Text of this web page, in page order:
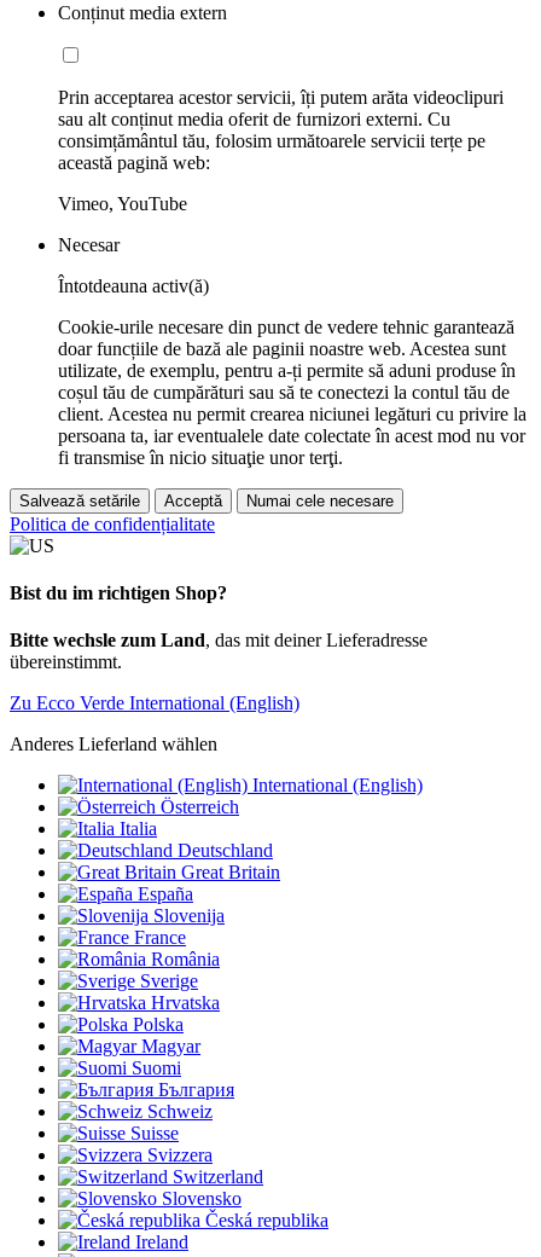
Conținut media extern
Prin acceptarea acestor servicii, îți putem arăta videoclipuri
sau alt conținut media oferit de furnizori externi. Cu
consimțământul tău, folosim următoarele servicii terțe pe
această pagină web:
Vimeo, YouTube
Necesar
Întotdeauna activ(ă)
Cookie-urile necesare din punct de vedere tehnic garantează
doar funcțiile de bază ale paginii noastre web. Acestea sunt
utilizate, de exemplu, pentru a-ți permite să aduni produse în
coșul tău de cumpărături sau să te conectezi la contul tău de
client. Acestea nu permit crearea niciunei legături cu privire la
persoana ta, iar eventualele date colectate în acest mod nu vor
fi transmise în nicio situaţie unor terţi.
Salvează setările Acceptă Numai cele necesare
Politica de confidențialitate
Bist du im richtigen Shop?
Bitte wechsle zum Land, das mit deiner Lieferadresse
übereinstimmt.
Zu Ecco Verde International (English)
Anderes Lieferland wählen
International (English)
Österreich
Italia
Deutschland
Great Britain
España
Slovenija
France
România
Sverige
Hrvatska
Polska
Magyar
Suomi
България
Schweiz
Suisse
Svizzera
Switzerland
Slovensko
Česká republika
Ireland